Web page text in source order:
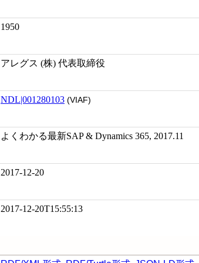
1950
アレグス (株) 代表取締役
NDL|001280103 (VIAF)
よくわかる最新SAP & Dynamics 365, 2017.11
2017-12-20
2017-12-20T15:55:13